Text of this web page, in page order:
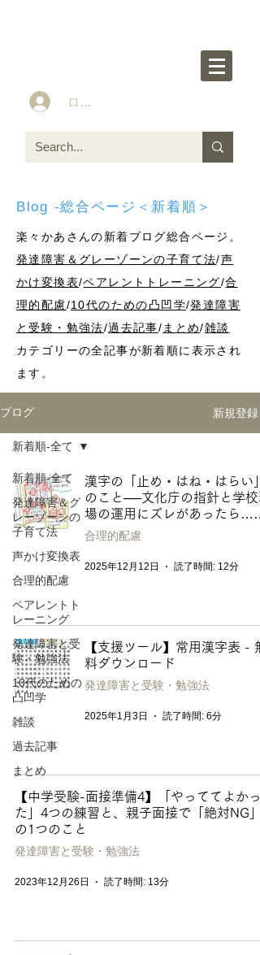
ログイン
Blog -総合ページ＜新着順＞
楽々かあさんの新着ブログ総合ページ。
発達障害＆グレーゾーンの子育て法/声
かけ変換表/ペアレントトレーニング/合
理的配慮/10代のための凸凹学/発達障害
と受験・勉強法/過去記事/ まとめ/雑談
カテゴリーの全記事が新着順に表示され
ます。
ブログ 新規登録
新着順-全て
発達障害＆グ
レーゾーンの
子育て法
声かけ変換表
合理的配慮
ペアレントト
レーニング
発達障害と受
験・勉強法
10代のための
凸凹学
雑談
過去記事
まとめ
新着順-全て
漢字の「止め・はね・はらい」
のこと──文化庁の指針と学校
場の運用にズレがあったら……
合理的配慮
2025年12月12日 読了時間: 12分
【支援ツール】常用漢字表 - 無
料ダウンロード
発達障害と受験・勉強法
2025年1月3日 読了時間: 6分
【中学受験-面接準備4】「やっててよかっ
た」4つの練習と、親子面接で「絶対NG」
の1つのこと
発達障害と受験・勉強法
2023年12月26日 読了時間: 13分